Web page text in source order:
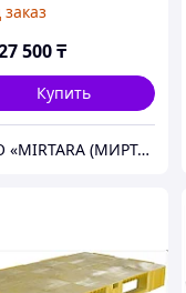
синий
500₸
Купить
ТОО «MIRTARA (МИРТАРА)»